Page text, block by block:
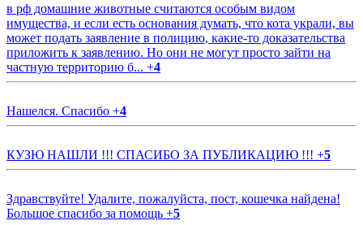
в рф домашние животные считаются особым видом
имущества, и если есть основания думать, что кота украли, вы
может подать заявление в полицию, какие-то доказательства
приложить к заявлению. Но они не могут просто зайти на
частную территорию б... +4
Нашелся. Спасибо +4
КУЗЮ НАШЛИ !!! СПАСИБО ЗА ПУБЛИКАЦИЮ !!! +5
Здравствуйте! Удалите, пожалуйста, пост, кошечка найдена!
Большое спасибо за помощь +5